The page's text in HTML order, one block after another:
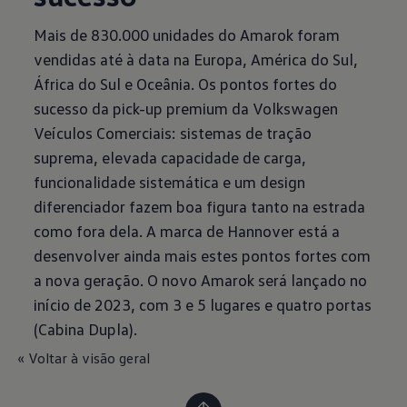
Mais de 830.000 unidades do Amarok foram
vendidas até à data na Europa, América do Sul,
África do Sul e Oceânia. Os pontos fortes do
sucesso da pick-up premium da Volkswagen
Veículos Comerciais: sistemas de tração
suprema, elevada capacidade de carga,
funcionalidade sistemática e um design
diferenciador fazem boa figura tanto na estrada
como fora dela. A marca de Hannover está a
desenvolver ainda mais estes pontos fortes com
a nova geração. O novo Amarok será lançado no
início de 2023, com 3 e 5 lugares e quatro portas
(Cabina Dupla).
« Voltar à visão geral